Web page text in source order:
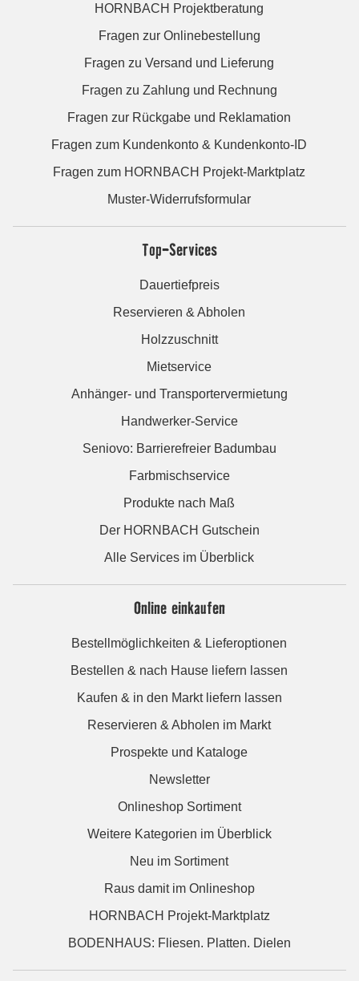
HORNBACH Projektberatung
Fragen zur Onlinebestellung
Fragen zu Versand und Lieferung
Fragen zu Zahlung und Rechnung
Fragen zur Rückgabe und Reklamation
Fragen zum Kundenkonto & Kundenkonto-ID
Fragen zum HORNBACH Projekt-Marktplatz
Muster-Widerrufsformular
Top-Services
Dauertiefpreis
Reservieren & Abholen
Holzzuschnitt
Mietservice
Anhänger- und Transportervermietung
Handwerker-Service
Seniovo: Barrierefreier Badumbau
Farbmischservice
Produkte nach Maß
Der HORNBACH Gutschein
Alle Services im Überblick
Online einkaufen
Bestellmöglichkeiten & Lieferoptionen
Bestellen & nach Hause liefern lassen
Kaufen & in den Markt liefern lassen
Reservieren & Abholen im Markt
Prospekte und Kataloge
Newsletter
Onlineshop Sortiment
Weitere Kategorien im Überblick
Neu im Sortiment
Raus damit im Onlineshop
HORNBACH Projekt-Marktplatz
BODENHAUS: Fliesen. Platten. Dielen